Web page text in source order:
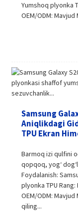
Yumshoq plyonka
OEM/ODM:
Samsung
Aniqlikdagi
TPU Ekran
Barmoq izi qulfini
qopqoq, yogʻ
Foydalanish:
plyonka TPU
OEM/ODM:
qiling...